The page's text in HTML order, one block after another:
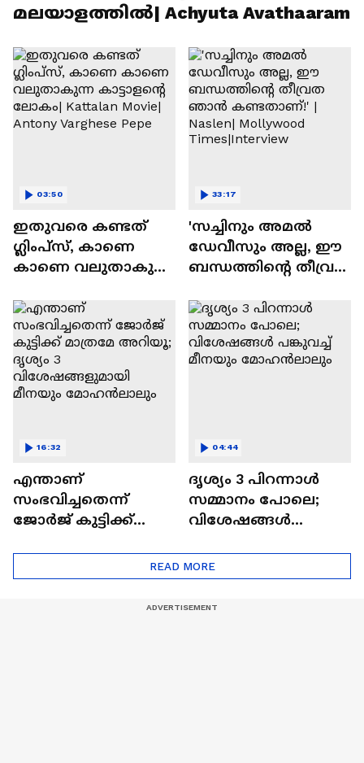
മലയാളത്തിൽ| Achyuta Avathaaram
ഇതുവരെ കണ്ടത്
ഗ്ലിംപ്സ്, കാണെ
കാണെ വലുതാകുന്ന
Kattalan Movie|
Antony Varghese Pepe
03:50
'സച്ചിനും അമൽ
ഡേവീസും അല്ല, ഈ
ബന്ധത്തിൻ്റെ തീവ്രത
Naslen| Mollywood
Times|Interview
33:17
എന്താണ്
സംഭവിച്ചതെന്ന്
ജോർജ് കുട്ടിക്ക്
വിശേഷങ്ങളുമായി
16:32
ദൃശ്യം 3 പിറന്നാൾ
സമ്മാനം പോലെ;
വിശേഷങ്ങൾ
മോഹൻലാലും
04:44
READ MORE